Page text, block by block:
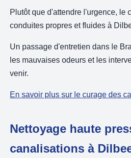
Plutôt que d'attendre l'urgence, le
conduites propres et fluides à
Un passage d'entretien dans le
les mauvaises odeurs et les
venir.
En savoir plus sur le curage des
Nettoyage haute
canalisations à